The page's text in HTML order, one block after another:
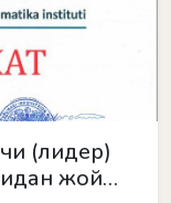
(лидер)
жой